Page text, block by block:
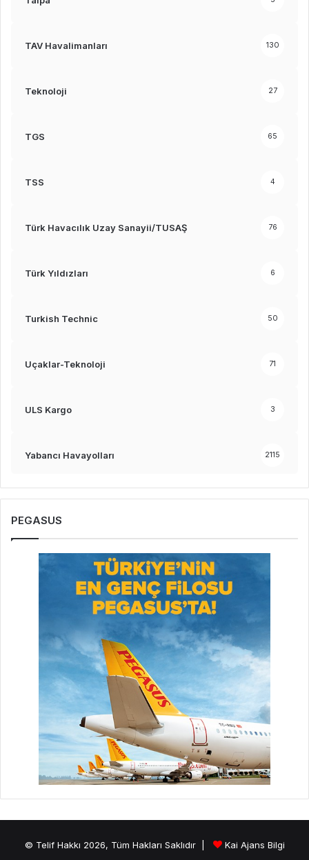
TAV Havalimanları 130
Teknoloji 27
TGS 65
TSS 4
Türk Havacılık Uzay Sanayii/TUSAŞ 76
Türk Yıldızları 6
Turkish Technic 50
Uçaklar-Teknoloji 71
ULS Kargo 3
Yabancı Havayolları 2115
PEGASUS
© Telif Hakkı 2026, Tüm Hakları Saklıdır | Kai Ajans Bilgi